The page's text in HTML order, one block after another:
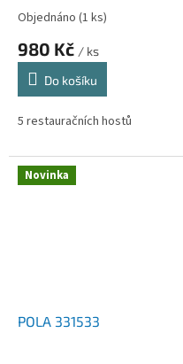
Objednáno (1 ks)
980 Kč / ks
Do košíku
5 restauračních hostů
Novinka
POLA 331533